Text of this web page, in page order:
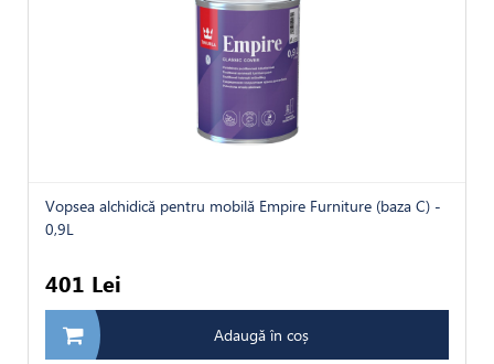
Vopsea alchidică pentru mobilă Empire Furniture (baza C) -
0,9L
401 Lei
Adaugă în coș